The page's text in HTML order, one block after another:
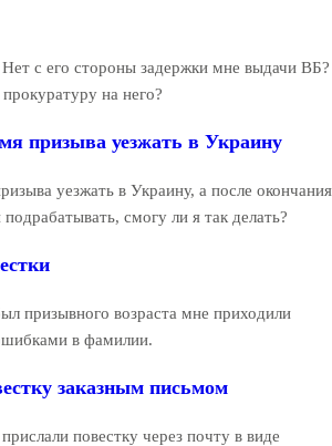
с его стороны задержки мне выдачи ВБ?
на него?
призыва уезжать в Украину
уезжать в Украину, а после окончания
смогу ли я так делать?
призывного возраста мне приходили
в фамилии.
заказным письмом
повестку через почту в виде